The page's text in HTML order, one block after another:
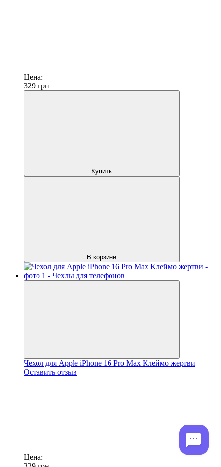
Цена:
329 грн
Купить
В корзине
Чехол для Apple iPhone 16 Pro Max Клеймо жертви
Оставить отзыв
Цена: